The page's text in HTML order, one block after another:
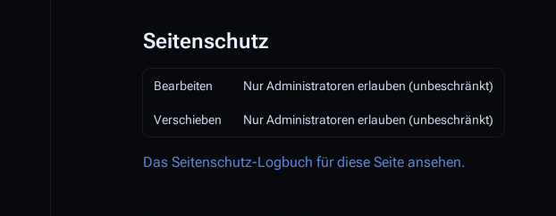
Seitenschutz
Bearbeiten Nur Administratoren erlauben (unbeschränkt)
Verschieben Nur Administratoren erlauben (unbeschränkt)
Das Seitenschutz-Logbuch für diese Seite ansehen.